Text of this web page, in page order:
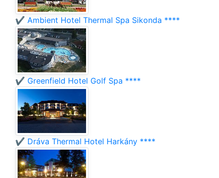
✔️ Ambient Hotel Thermal Spa Sikonda ****
✔️ Greenfield Hotel Golf Spa ****
✔️ Dráva Thermal Hotel Harkány ****